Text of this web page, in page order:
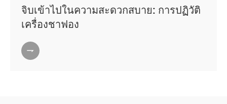
จิบเข้าไปในความสะดวกสบาย: การปฏิวัติ
เครื่องชาฟอง
